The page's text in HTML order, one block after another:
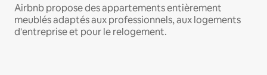
Airbnb propose des appartements entièrement
meublés adaptés aux professionnels, aux logements
d'entreprise et pour le relogement.